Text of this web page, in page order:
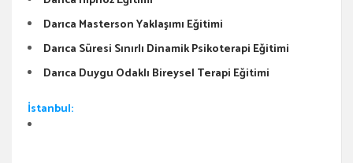
Darıca Masterson Yaklaşımı Eğitimi
Darıca Süresi Sınırlı Dinamik Psikoterapi Eğitimi
Darıca Duygu Odaklı Bireysel Terapi Eğitimi
İstanbul: